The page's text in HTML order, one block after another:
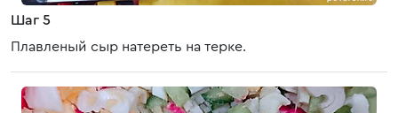
Шаг 5
Плавленый сыр натереть на терке.